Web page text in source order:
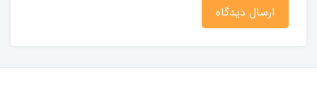
ارسال دیدگاه